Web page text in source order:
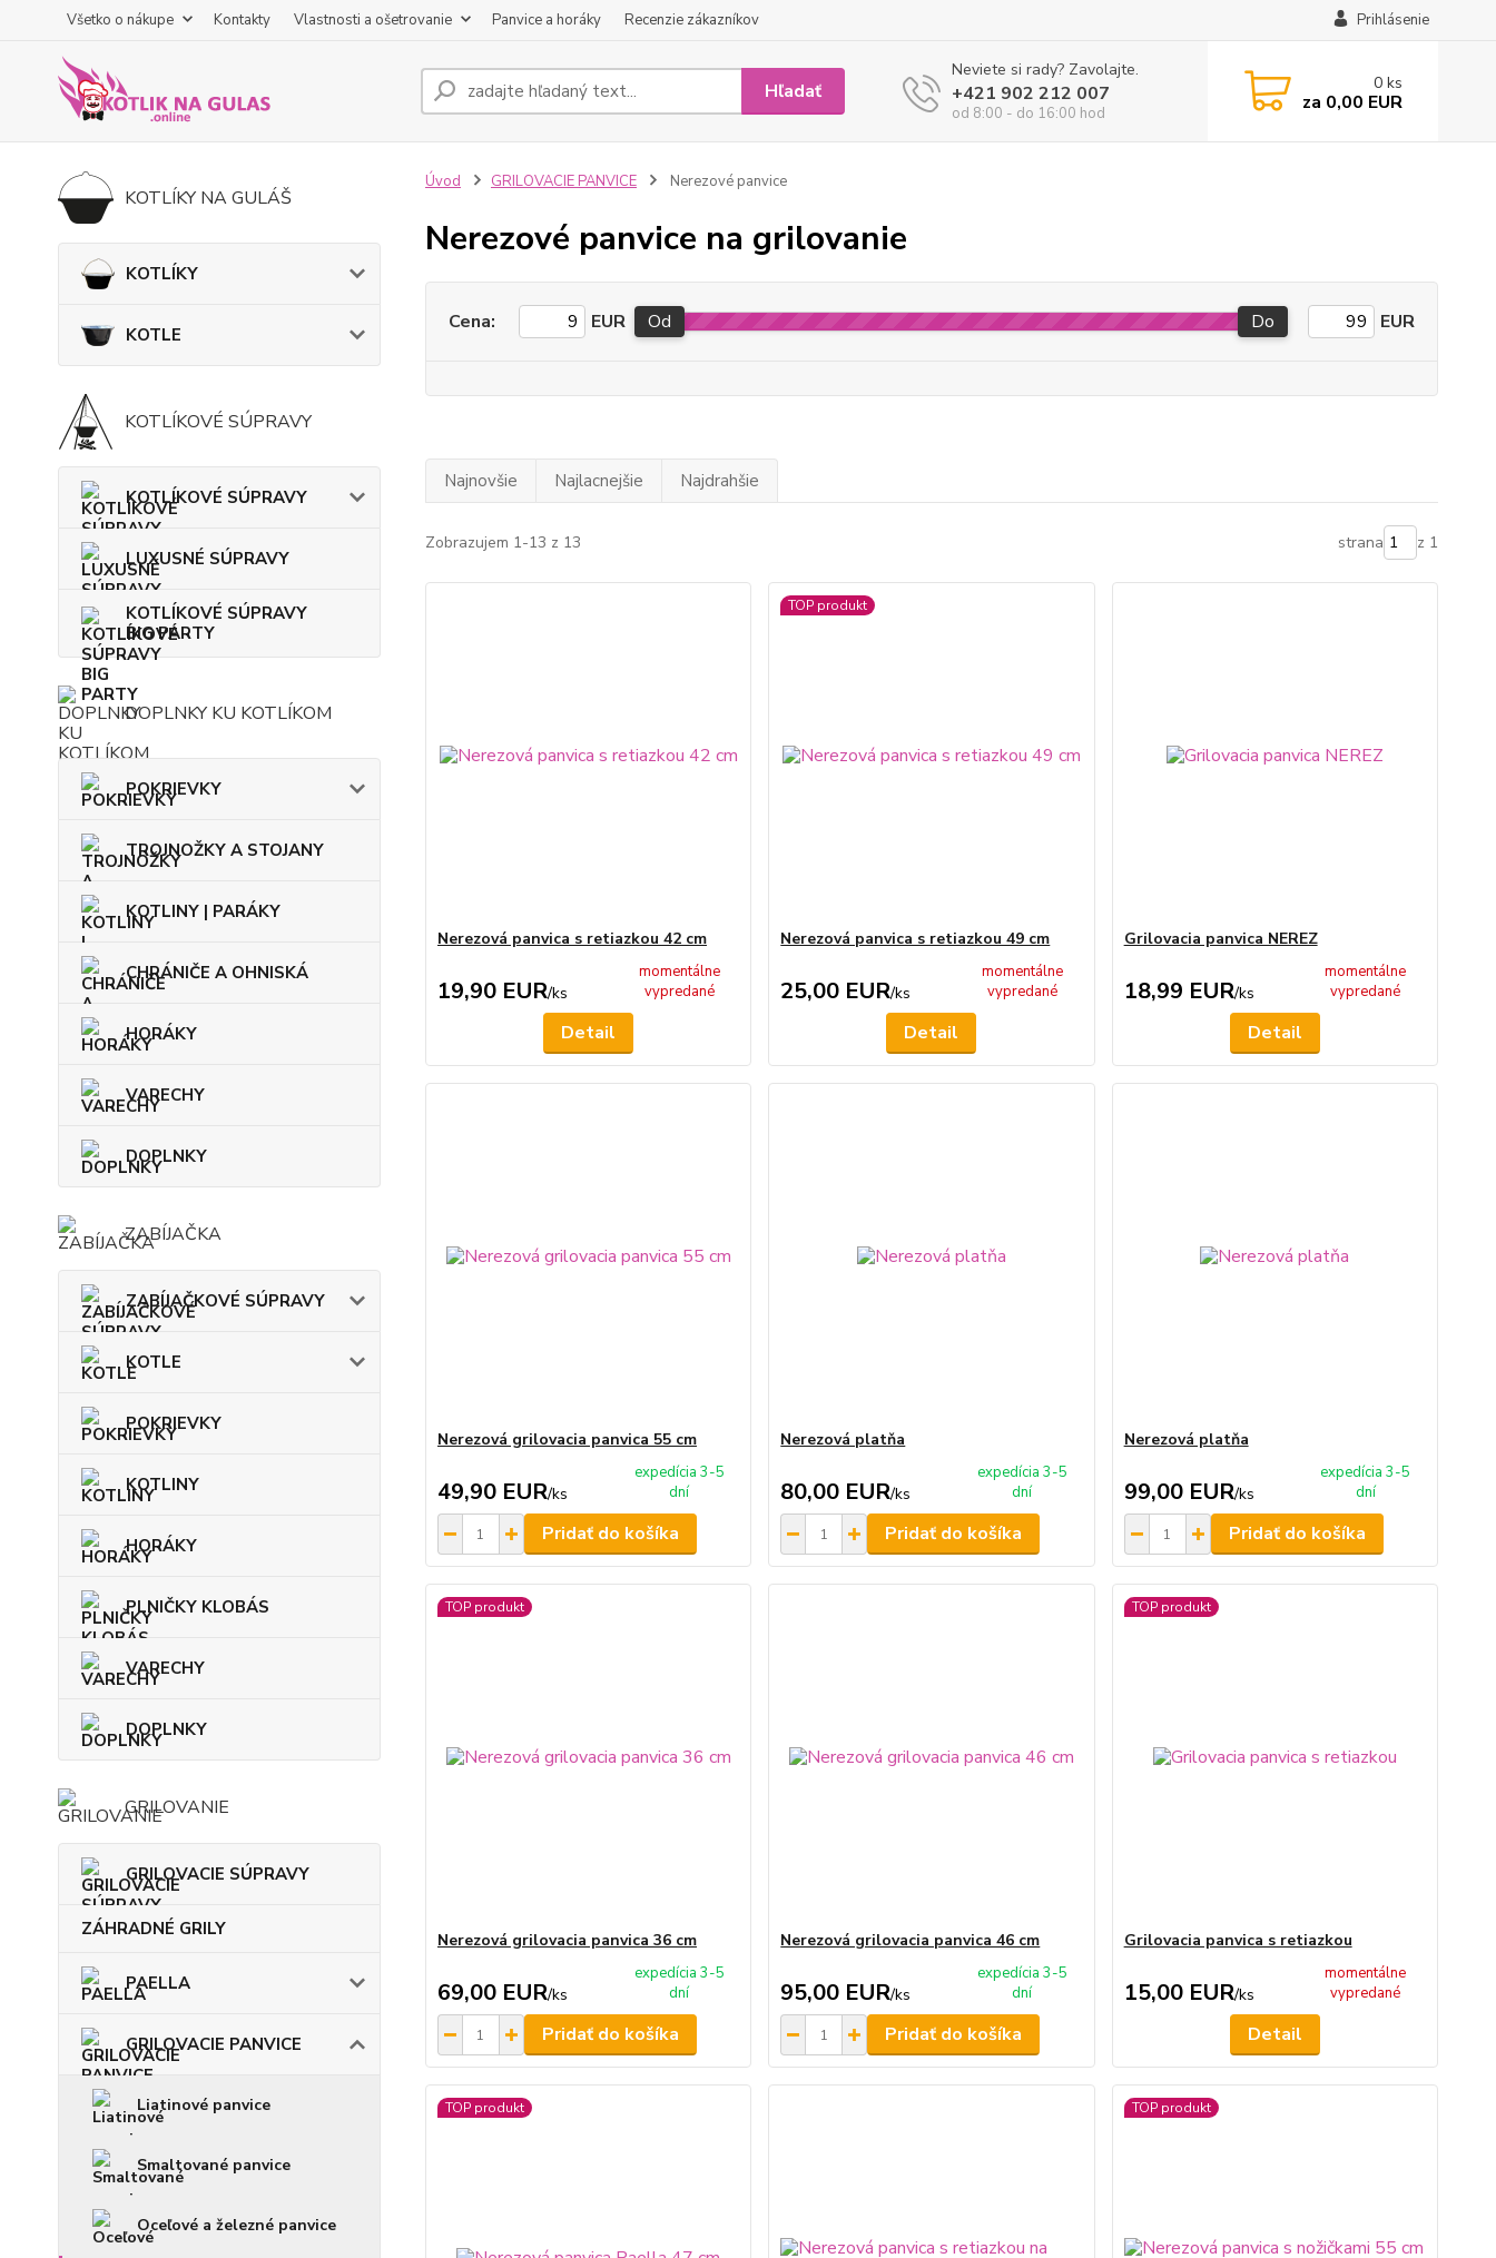
Všetko o nákupe Kontakty Vlastnosti a ošetrovanie Panvice a horáky Recenzie zákazníkov Prihlásenie
Hľadať
Neviete si rady? Zavolajte.
+421 902 212 007
od 8:00 - do 16:00 hod
0 ks
za 0,00 EUR
KOTLÍKY NA GULÁŠ
KOTLÍKY
KOTLE
KOTLÍKOVÉ SÚPRAVY
KOTLÍKOVÉ SÚPRAVY
LUXUSNÉ SÚPRAVY
KOTLÍKOVÉ SÚPRAVY
BIG PARTY
DOPLNKY KU KOTLÍKOM
POKRIEVKY
TROJNOŽKY A STOJANY
KOTLINY | PARÁKY
CHRÁNIČE A OHNISKÁ
HORÁKY
VARECHY
DOPLNKY
ZABÍJAČKA
ZABÍJAČKOVÉ SÚPRAVY
KOTLE
POKRIEVKY
KOTLINY
HORÁKY
PLNIČKY KLOBÁS
VARECHY
DOPLNKY
GRILOVANIE
GRILOVACIE SÚPRAVY
ZÁHRADNÉ GRILY
PAELLA
GRILOVACIE PANVICE
Liatinové panvice
Smaltované panvice
Oceľové a železné panvice
Úvod GRILOVACIE PANVICE Nerezové panvice
Nerezové panvice na grilovanie
Cena: EUR Od Do EUR
Najnovšie Najlacnejšie Najdrahšie
Zobrazujem 1-13 z 13 strana z 1
Nerezová panvica s retiazkou 42 cm
19,90 EUR/ks
momentálne
vypredané
Detail
TOP produkt
Nerezová panvica s retiazkou 49 cm
25,00 EUR/ks
momentálne
vypredané
Detail
Grilovacia panvica NEREZ
18,99 EUR/ks
momentálne
vypredané
Detail
Nerezová grilovacia panvica 55 cm
49,90 EUR/ks
expedícia 3-5
dní
Pridať do košíka
Nerezová platňa
80,00 EUR/ks
expedícia 3-5
dní
Pridať do košíka
Nerezová platňa
99,00 EUR/ks
expedícia 3-5
dní
Pridať do košíka
TOP produkt
Nerezová grilovacia panvica 36 cm
69,00 EUR/ks
expedícia 3-5
dní
Pridať do košíka
Nerezová grilovacia panvica 46 cm
95,00 EUR/ks
expedícia 3-5
dní
Pridať do košíka
TOP produkt
Grilovacia panvica s retiazkou
15,00 EUR/ks
momentálne
vypredané
Detail
TOP produkt TOP produkt